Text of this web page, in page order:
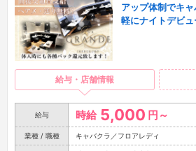
アップ体制でキ
軽にナイトデビ
給与・店舗情報
給与 時給 5,000 円～
業種 / 職種 キャバクラ／フロアレディ